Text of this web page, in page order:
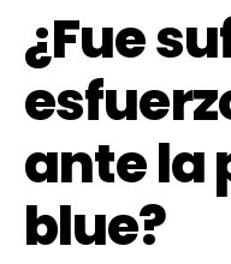
¿Fue
ante la
blue?